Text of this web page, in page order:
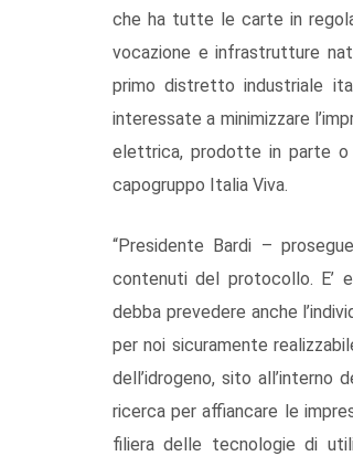
che ha tutte le carte in
vocazione e infrastrutture
primo distretto industriale
interessate a minimizzare
elettrica, prodotte in parte o
capogruppo Italia Viva.
“Presidente Bardi –
contenuti del protocollo. E’
debba prevedere anche
per noi sicuramente
dell’idrogeno, sito
ricerca per affiancare le
filiera delle tecnologie di